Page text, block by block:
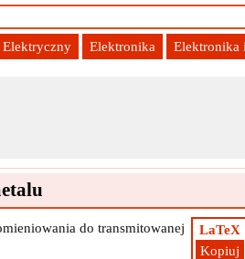
Elektryczny Elektronika Elektronika
LaTeX
Kopiuj
do transmitowanej